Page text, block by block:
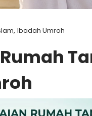
,Ibadah Umroh